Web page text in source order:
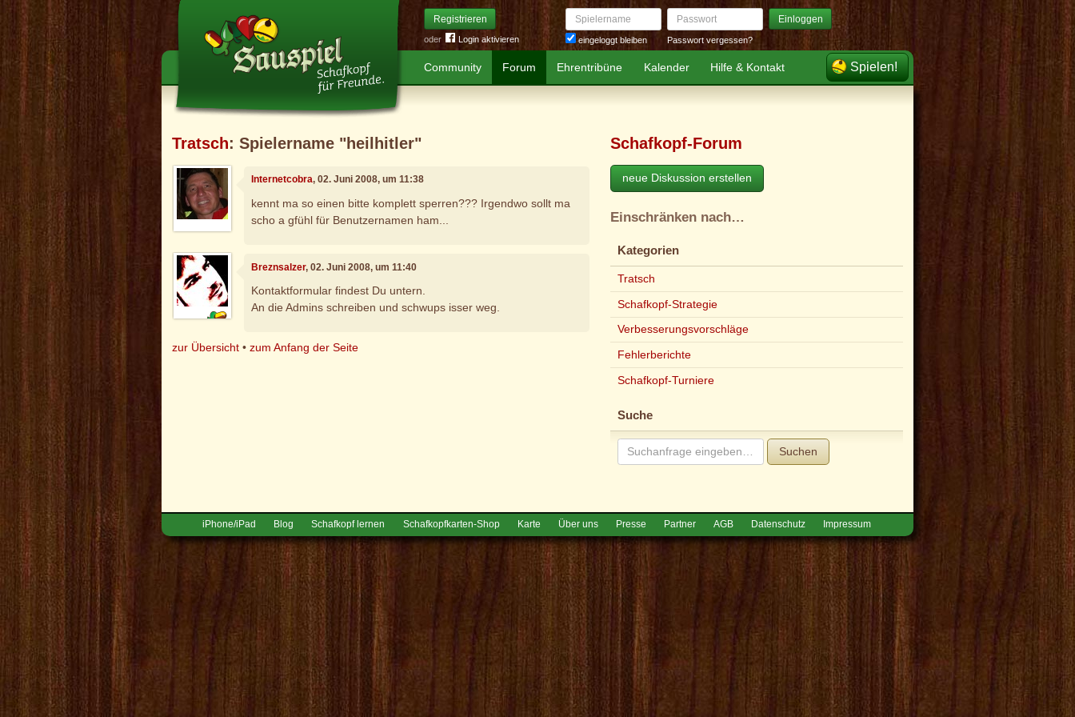
Registrieren
oder Login aktivieren
Spielername
eingeloggt bleiben
Passwort Einloggen
Passwort vergessen?
Community Forum Ehrentribüne Kalender Hilfe & Kontakt Spielen!
Tratsch: Spielername "heilhitler"
Internetcobra, 02. Juni 2008, um 11:38
kennt ma so einen bitte komplett sperren??? Irgendwo sollt ma
scho a gfühl für Benutzernamen ham...
Breznsalzer, 02. Juni 2008, um 11:40
Kontaktformular findest Du untern.
An die Admins schreiben und schwups isser weg.
zur Übersicht •zum Anfang der Seite
Schafkopf-Forum
neue Diskussion erstellen
Einschränken nach…
Kategorien
Tratsch
Schafkopf-Strategie
Verbesserungsvorschläge
Fehlerberichte
Schafkopf-Turniere
Suche
Suchen
iPhone/iPad Blog Schafkopf lernen Schafkopfkarten-Shop Karte Über uns Presse Partner AGB Datenschutz Impressum